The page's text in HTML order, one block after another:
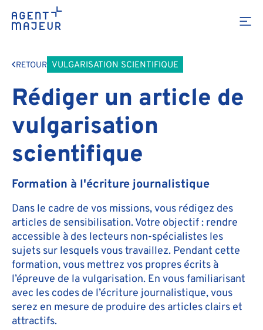
RETOUR VULGARISATION SCIENTIFIQUE
Rédiger un article de
vulgarisation
scientifique
Formation à l'écriture journalistique
Dans le cadre de vos missions, vous rédigez des
articles de sensibilisation. Votre objectif : rendre
accessible à des lecteurs non-spécialistes les
sujets sur lesquels vous travaillez. Pendant cette
formation, vous mettrez vos propres écrits à
l’épreuve de la vulgarisation. En vous familiarisant
avec les codes de l’écriture journalistique, vous
serez en mesure de produire des articles clairs et
attractifs.